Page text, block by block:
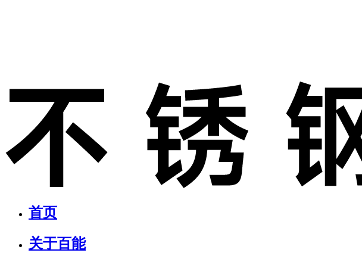
首页
关于百能